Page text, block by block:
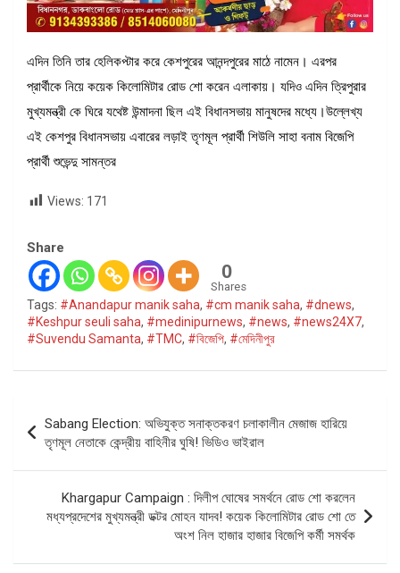
এদিন তিনি তার হেলিকপ্টার করে কেশপুরের আনন্দপুরের মাঠে নামেন। এরপর
প্রার্থীকে নিয়ে কয়েক কিলোমিটার রোড শো করেন এলাকায়। যদিও এদিন ত্রিপুরার
মুখ্যমন্ত্রী কে ঘিরে যথেষ্ট উন্মাদনা ছিল এই বিধানসভায় মানুষদের মধ্যে।উল্লেখ্য
এই কেশপুর বিধানসভায় এবারের লড়াই তৃণমূল প্রার্থী শিউলি সাহা বনাম বিজেপি
প্রার্থী শুভেন্দু সামন্তর
Views: 171
Share
0
Shares
Tags: #Anandapur manik saha, #cm manik saha, #dnews,
#Keshpur seuli saha, #medinipurnews, #news, #news24X7,
#Suvendu Samanta, #TMC, #বিজেপি, #মেদিনীপুর
Post
navigation
Sabang Election: অভিযুক্ত সনাক্তকরণ চলাকালীন মেজাজ হারিয়ে
তৃণমূল নেতাকে কেন্দ্রীয় বাহিনীর ঘুষি! ভিডিও ভাইরাল
Khargapur Campaign : দিলীপ ঘোষের সমর্থনে রোড শো করলেন
মধ্যপ্রদেশের মুখ্যমন্ত্রী ডক্টর মোহন যাদব! কয়েক কিলোমিটার রোড শো তে
অংশ নিল হাজার হাজার বিজেপি কর্মী সমর্থক